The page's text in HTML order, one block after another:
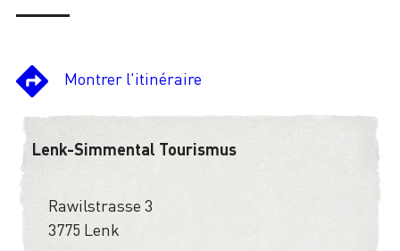
Montrer l'itinéraire
Lenk-Simmental Tourismus
Rawilstrasse 3
3775 Lenk